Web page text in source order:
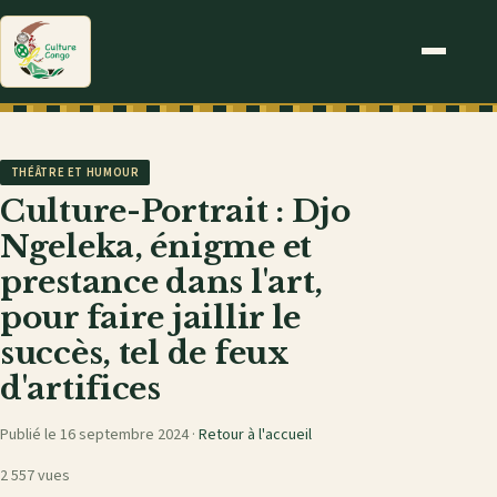
THÉÂTRE ET HUMOUR
Culture-Portrait : Djo
Ngeleka, énigme et
prestance dans l'art,
pour faire jaillir le
succès, tel de feux
d'artifices
Publié le 16 septembre 2024 · Retour à l'accueil
2 557 vues